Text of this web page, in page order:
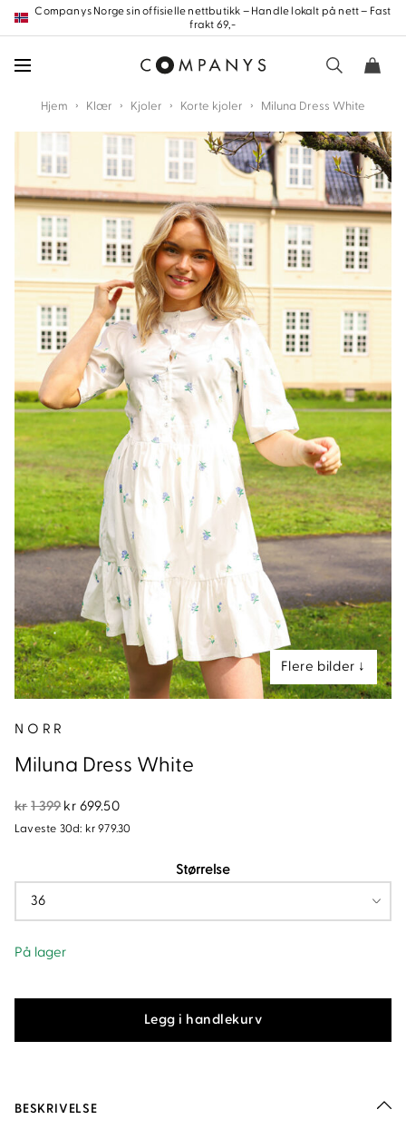
Hopp
frem
innholdet
Companys Norge sin offisielle nettbutikk – Handle lokalt på nett – Fast
frakt 69,-
Hjem › Klær › Kjoler › Korte kjoler › Miluna Dress White
NORR
Miluna Dress White
kr1 399 Opprinnelig
pris
kr 699.50Nåværende
pris
Laveste 30d: kr979.30
Størrelse
På lager
Legg i handlekurv
BESKRIVELSE